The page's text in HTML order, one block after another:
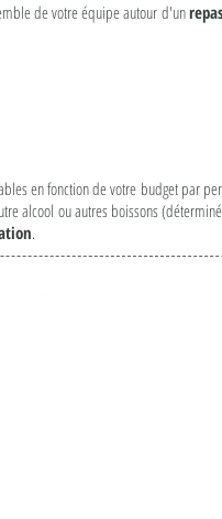
de votre équipe autour d'un
en fonction de votre budget par
alcool ou autres boissons
.